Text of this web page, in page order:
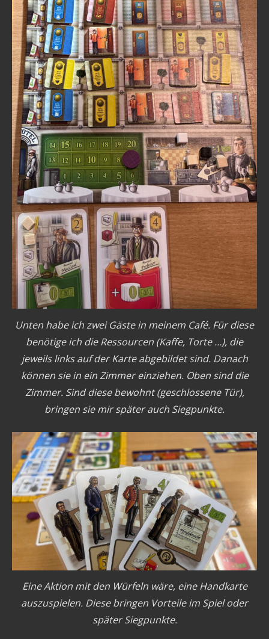
Unten habe ich zwei Gäste in meinem Café. Für diese
benötige ich die Ressourcen (Kaffe, Torte …), die
jeweils links auf der Karte abgebildet sind. Danach
können sie in ein Zimmer einziehen. Oben sind die
Zimmer. Sind diese bewohnt (geschlossene Tür),
bringen sie mir später auch Siegpunkte.
Eine Aktion mit den Würfeln wäre, eine Handkarte
auszuspielen. Diese bringen Vorteile im Spiel oder
später Siegpunkte.